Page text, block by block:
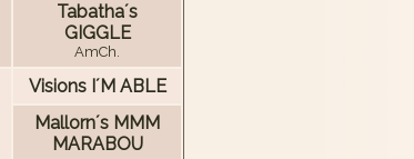
Tabatha´s
GIGGLE
AmCh.
Visions I´M ABLE
Mallorn´s MMM
MARABOU